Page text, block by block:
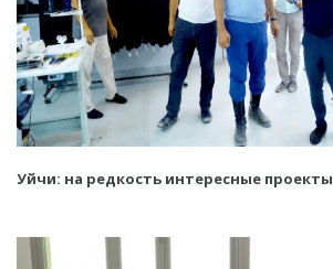
Уйчи: на редкость интересные проекты